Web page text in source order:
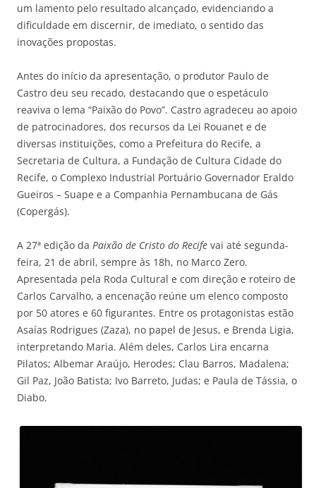
um lamento pelo resultado alcançado, evidenciando a
dificuldade em discernir, de imediato, o sentido das
inovações propostas.
Antes do início da apresentação, o produtor Paulo de
Castro deu seu recado, destacando que o espetáculo
reaviva o lema “Paixão do Povo”. Castro agradeceu ao apoio
de patrocinadores, dos recursos da Lei Rouanet e de
diversas instituições, como a Prefeitura do Recife, a
Secretaria de Cultura, a Fundação de Cultura Cidade do
Recife, o Complexo Industrial Portuário Governador Eraldo
Gueiros – Suape e a Companhia Pernambucana de Gás
(Copergás).
A 27ª edição da Paixão de Cristo do Recife vai até segunda-
feira, 21 de abril, sempre às 18h, no Marco Zero.
Apresentada pela Roda Cultural e com direção e roteiro de
Carlos Carvalho, a encenação reúne um elenco composto
por 50 atores e 60 figurantes. Entre os protagonistas estão
Asaías Rodrigues (Zaza), no papel de Jesus, e Brenda Ligia,
interpretando Maria. Além deles, Carlos Lira encarna
Pilatos; Albemar Araújo, Herodes; Clau Barros, Madalena;
Gil Paz, João Batista; Ivo Barreto, Judas; e Paula de Tássia, o
Diabo.